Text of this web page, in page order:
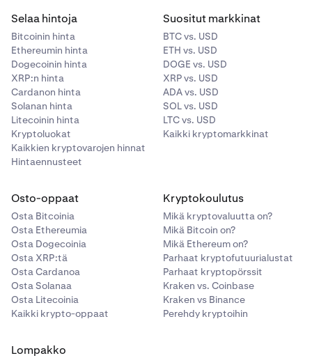
USD
Tether
USDT 0.50% 0.00%
Crypto
Bitcoin
BTC
1%
0.20%
XRP
XRPUSD_RTI
Ei saatavilla
FI_BCHUSD
BCH
Ei saatavilla
Selaa hintoja
Bitcoinin hinta
Ethereumin hinta
Dogecoinin hinta
XRP:n hinta
Cardanon hinta
Solanan hinta
Litecoinin hinta
Kryptoluokat
Kaikkien kryptovarojen hinnat
Hintaennusteet
Suositut markkinat
BTC vs. USD
ETH vs. USD
DOGE vs. USD
XRP vs. USD
ADA vs. USD
SOL vs. USD
LTC vs. USD
Kaikki kryptomarkkinat
Osto-oppaat
Osta Bitcoinia
Osta Ethereumia
Osta Dogecoinia
Osta XRP:tä
Osta Cardanoa
Osta Solanaa
Osta Litecoinia
Kaikki krypto-oppaat
Kryptokoulutus
Mikä kryptovaluutta on?
Mikä Bitcoin on?
Mikä Ethereum on?
Parhaat kryptofutuurialustat
Parhaat kryptopörssit
Kraken vs. Coinbase
Kraken vs Binance
Perehdy kryptoihin
Lompakko